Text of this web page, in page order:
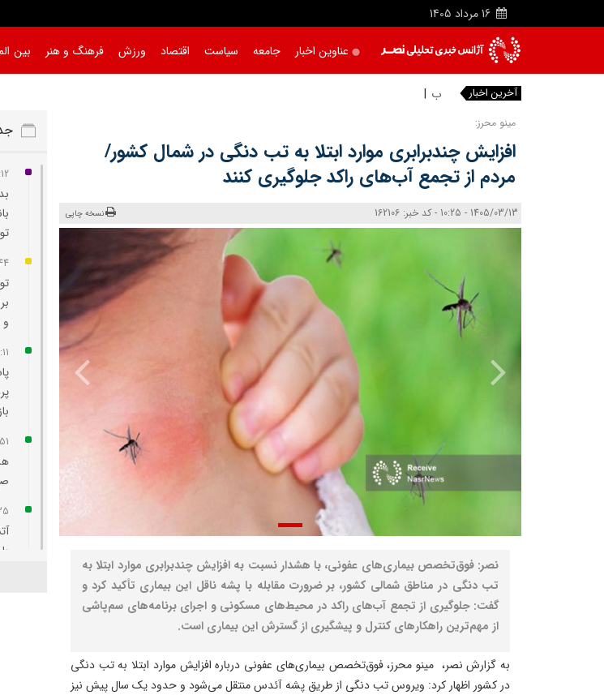
16 مرداد 1405
عناوین اخبار جامعه سیاست اقتصاد ورزش فرهنگ و هنر بین
آخرین اخبار بدون اصل
مینو محرز:
افزایش چندبرابری موارد ابتلا به تب دنگی در شمال کشور/
مردم از تجمع آب‌های راکد جلوگیری کنند
1405/03/13 - 10:25 - کد خبر: 162106 نسخه چاپی
نصر: فوق‌تخصص بیماری‌های عفونی، با هشدار نسبت به افزایش چندبرابری موارد ابتلا به
تب دنگی در مناطق شمالی کشور، بر ضرورت مقابله با پشه ناقل این بیماری تأکید کرد و
گفت: جلوگیری از تجمع آب‌های راکد در محیط‌های مسکونی و اجرای برنامه‌های سم‌پاشی
از مهم‌ترین راهکارهای کنترل و پیشگیری از گسترش این بیماری است.
به گزارش نصر، مینو محرز، فوق‌تخصص بیماری‌های عفونی درباره افزایش موارد ابتلا به تب دنگی
در کشور اظهار کرد: ویروس تب دنگی از طریق پشه آئدس منتقل می‌شود و حدود یک سال پیش نیز
و